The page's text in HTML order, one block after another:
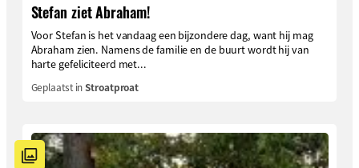
Stefan ziet Abraham!
Voor Stefan is het vandaag een bijzondere dag, want hij mag
Abraham zien. Namens de familie en de buurt wordt hij van
harte gefeliciteerd met...
Geplaatst inStroatproat